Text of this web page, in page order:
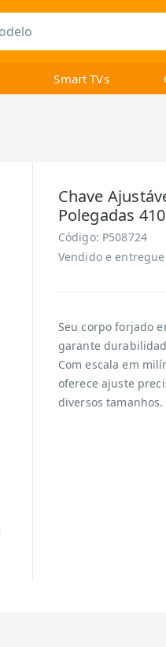
Smart TVs
Chave
Polegadas
Código: P508724
Vendido e
Seu corpo forjado
garante
Com escala em
oferece ajuste
diversos